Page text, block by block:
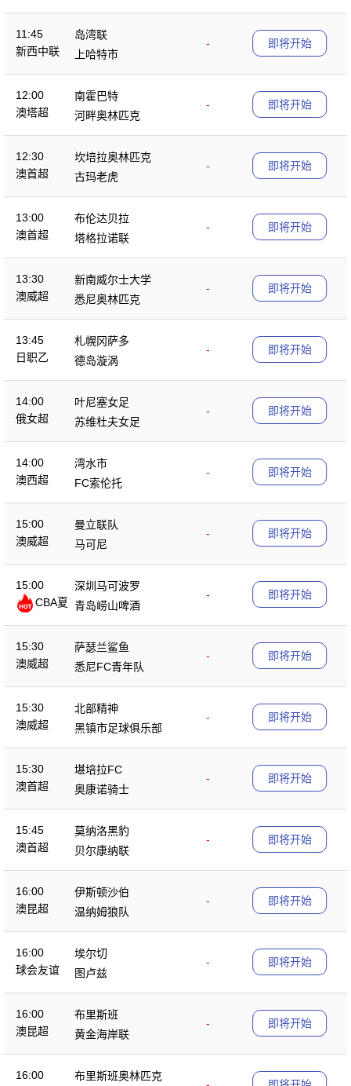
11:45
新西中联
岛湾联
-
上哈特市
即将开始
12:00
澳塔超
南霍巴特
-
河畔奥林匹克
即将开始
12:30
澳首超
坎培拉奥林匹克
-
古玛老虎
即将开始
13:00
澳首超
布伦达贝拉
-
塔格拉诺联
即将开始
13:30
澳威超
新南威尔士大学
-
悉尼奥林匹克
即将开始
13:45
日职乙
札幌冈萨多
-
德岛漩涡
即将开始
14:00
俄女超
叶尼塞女足
-
苏维杜夫女足
即将开始
14:00
澳西超
湾水市
-
FC索伦托
即将开始
15:00
澳威超
曼立联队
-
马可尼
即将开始
15:00
CBA夏
深圳马可波罗
-
青岛崂山啤酒
即将开始
15:30
澳威超
萨瑟兰鲨鱼
-
悉尼FC青年队
即将开始
15:30
澳威超
北部精神
-
黑镇市足球俱乐部
即将开始
15:30
澳首超
堪培拉FC
-
奥康诺骑士
即将开始
15:45
澳首超
莫纳洛黑豹
-
贝尔康纳联
即将开始
16:00
澳昆超
伊斯顿沙伯
-
温纳姆狼队
即将开始
16:00
球会友谊
埃尔切
-
图卢兹
即将开始
16:00
澳昆超
布里斯班
-
黄金海岸联
即将开始
16:00
布里斯班奥林匹克